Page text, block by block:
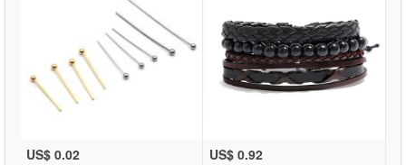
US$ 0.02 US$ 0.92